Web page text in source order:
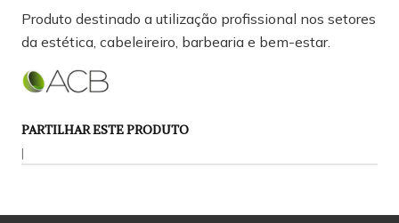
Produto destinado a utilização profissional nos setores
da estética, cabeleireiro, barbearia e bem-estar.
PARTILHAR ESTE PRODUTO
|